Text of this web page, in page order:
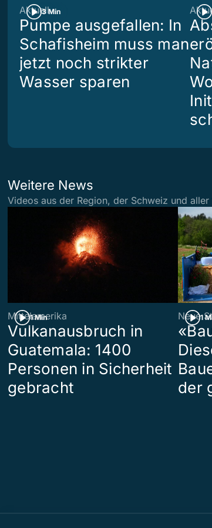
3 Min
Aktuell
Pumpe ausgefallen: In
Schafisheim muss man
jetzt noch strikter
Wasser sparen
Weitere News
Videos aus der Region, der Schweiz und aller
1 Min
Mittelamerika
Vulkanausbruch in
Guatemala: 1400
Personen in Sicherheit
gebracht
1
Neue
der